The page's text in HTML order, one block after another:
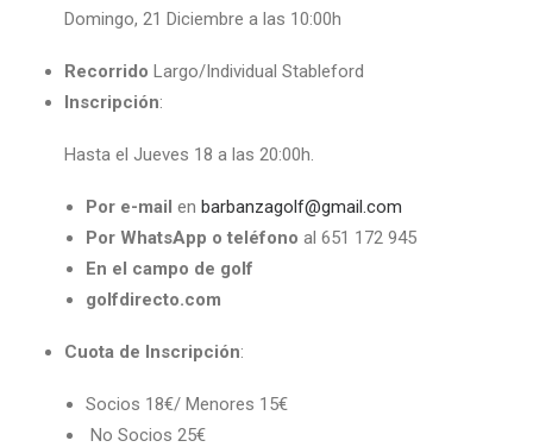
Domingo, 21 Diciembre a las 10:00h
Recorrido Largo/Individual Stableford
Inscripción:
Hasta el Jueves 18 a las 20:00h.
Por e-mail en barbanzagolf@gmail.com
Por WhatsApp o teléfono al 651 172 945
En el campo de golf
golfdirecto.com
Cuota de Inscripción:
Socios 18€/ Menores 15€
No Socios 25€